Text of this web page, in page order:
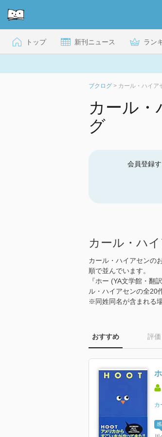
トップ 新刊ニュース ラン
ブクログ > カール・ハイア
カール
グ
会員登録
カール・ハ
カール・ハイアセンの
順で並んでいます。
『ホー (YA文学館・翻
ル・ハイアセンの全20
※同姓同名が含まれる
おすすめ 評価
カ